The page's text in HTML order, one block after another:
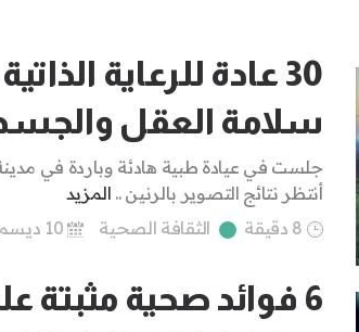
30 عادة للرعاية
سلامة العقل
جلست في عيادة طبية هادئة وباردة في
أنتظر نتائج التصوير بالرنين .. المزيد
8 دقيقة
الثقافة الصحية 10 ديسمبر 2020
6 فوائد صحية مثبتة علمياً للعناق